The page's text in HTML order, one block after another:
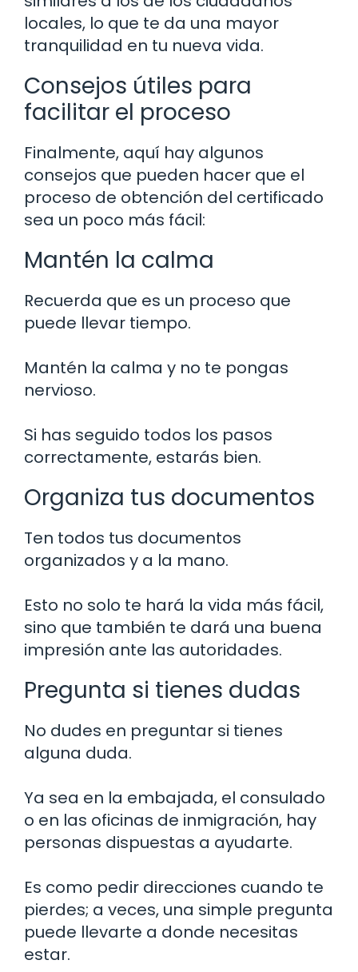
locales, lo que te da una mayor
tranquilidad en tu nueva vida.
Consejos útiles para
facilitar el proceso
Finalmente, aquí hay algunos
consejos que pueden hacer que el
proceso de obtención del certificado
sea un poco más fácil:
Mantén la calma
Recuerda que es un proceso que
puede llevar tiempo.
Mantén la calma y no te pongas
nervioso.
Si has seguido todos los pasos
correctamente, estarás bien.
Organiza tus documentos
Ten todos tus documentos
organizados y a la mano.
Esto no solo te hará la vida más fácil,
sino que también te dará una buena
impresión ante las autoridades.
Pregunta si tienes dudas
No dudes en preguntar si tienes
alguna duda.
Ya sea en la embajada, el consulado
o en las oficinas de inmigración, hay
personas dispuestas a ayudarte.
Es como pedir direcciones cuando te
pierdes; a veces, una simple pregunta
puede llevarte a donde necesitas
estar.